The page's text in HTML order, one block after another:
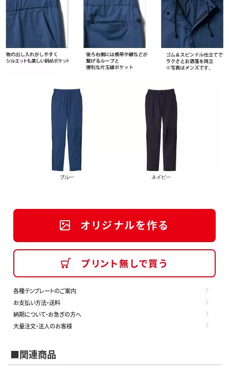
オリジナルを作る
プリント無しで買う
各種テンプレートのご案内
お支払い方法・送料
納期について・お急ぎの方へ
大量注文・法人のお客様
■関連商品